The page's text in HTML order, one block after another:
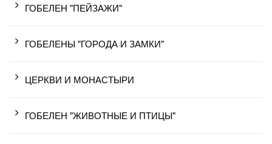
ГОБЕЛЕН "ПЕЙЗАЖИ"
ГОБЕЛЕНЫ "ГОРОДА И ЗАМКИ"
ЦЕРКВИ И МОНАСТЫРИ
ГОБЕЛЕН "ЖИВОТНЫЕ И ПТИЦЫ"